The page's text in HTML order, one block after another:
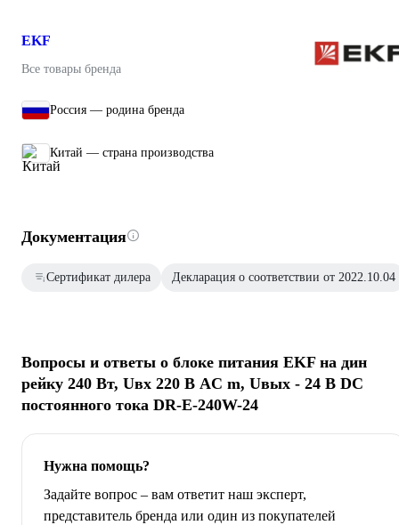
EKF
Все товары бренда
Россия — родина бренда
Китай — страна производства
Документация
Сертификат дилера Декларация о соответствии от 2022.10.04
Вопросы и ответы о блоке питания EKF на дин
рейку 240 Вт, Uвх 220 В AC m, Uвых - 24 В DC
постоянного тока DR-E-240W-24
Нужна помощь?
Задайте вопрос – вам ответит наш эксперт,
представитель бренда или один из покупателей